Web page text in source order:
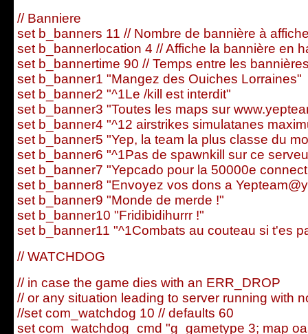
// Banniere
set b_banners 11 // Nombre de bannière à
set b_bannerlocation 4 // Affiche la bannière en
set b_bannertime 90 // Temps entre les
set b_banner1 "Mangez des Ouiches Lorraines"
set b_banner2 "^1Le /kill est interdit"
set b_banner3 "Toutes les maps sur
set b_banner4 "^12 airstrikes simulatanes
set b_banner5 "Yep, la team la plus classe du
set b_banner6 "^1Pas de spawnkill sur ce
set b_banner7 "Yepcado pour la 50000e
set b_banner8 "Envoyez vos dons a
set b_banner9 "Monde de merde !"
set b_banner10 "Fridibidihurrr !"
set b_banner11 "^1Combats au couteau si t'es
// WATCHDOG
// in case the game dies with an ERR_DROP
// or any situation leading to server running with
//set com_watchdog 10 // defaults 60
set com_watchdog_cmd "g_gametype 3; map